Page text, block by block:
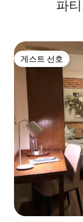
파
게스트 선호
게스트 선호